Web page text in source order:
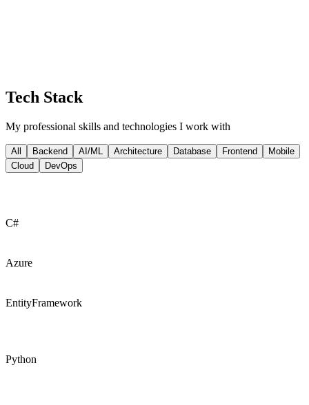
Tech Stack
My professional skills and technologies I work with
All Backend AI/ML Architecture Database Frontend
Mobile
Cloud
DevOps
C#
Azure
EntityFramework
Python